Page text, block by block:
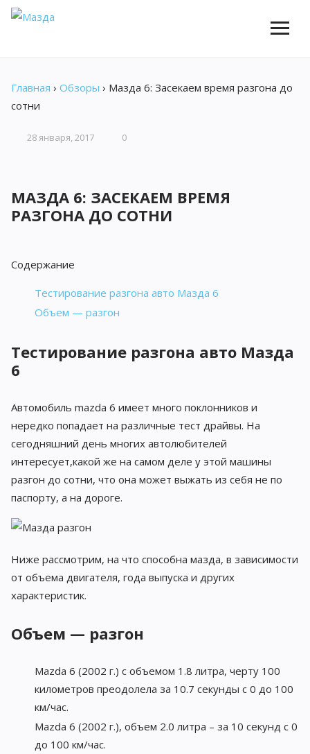
Главная › Обзоры › Мазда 6: Засекаем время разгона до
сотни
28 января, 2017 0
МАЗДА 6: ЗАСЕКАЕМ ВРЕМЯ
РАЗГОНА ДО СОТНИ
Содержание
Тестирование разгона авто Мазда 6
Объем — разгон
Тестирование разгона авто Мазда
6
Автомобиль mazda 6 имеет много поклонников и
нередко попадает на различные тест драйвы. На
сегодняшний день многих автолюбителей
интересует,какой же на самом деле у этой машины
разгон до сотни, что она может выжать из себя не по
паспорту, а на дороге.
Ниже рассмотрим, на что способна мазда, в зависимости
от объема двигателя, года выпуска и других
характеристик.
Объем — разгон
Mazda 6 (2002 г.) с объемом 1.8 литра, черту 100
километров преодолела за 10.7 секунды с 0 до 100
км/час.
Mazda 6 (2002 г.), объем 2.0 литра – за 10 секунд с 0
до 100 км/час.